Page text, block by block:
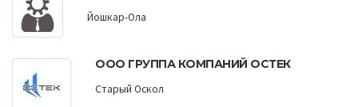
Йошкар-Ола
ООО ГРУППА КОМПАНИЙ ОСТЕК
Старый Оскол